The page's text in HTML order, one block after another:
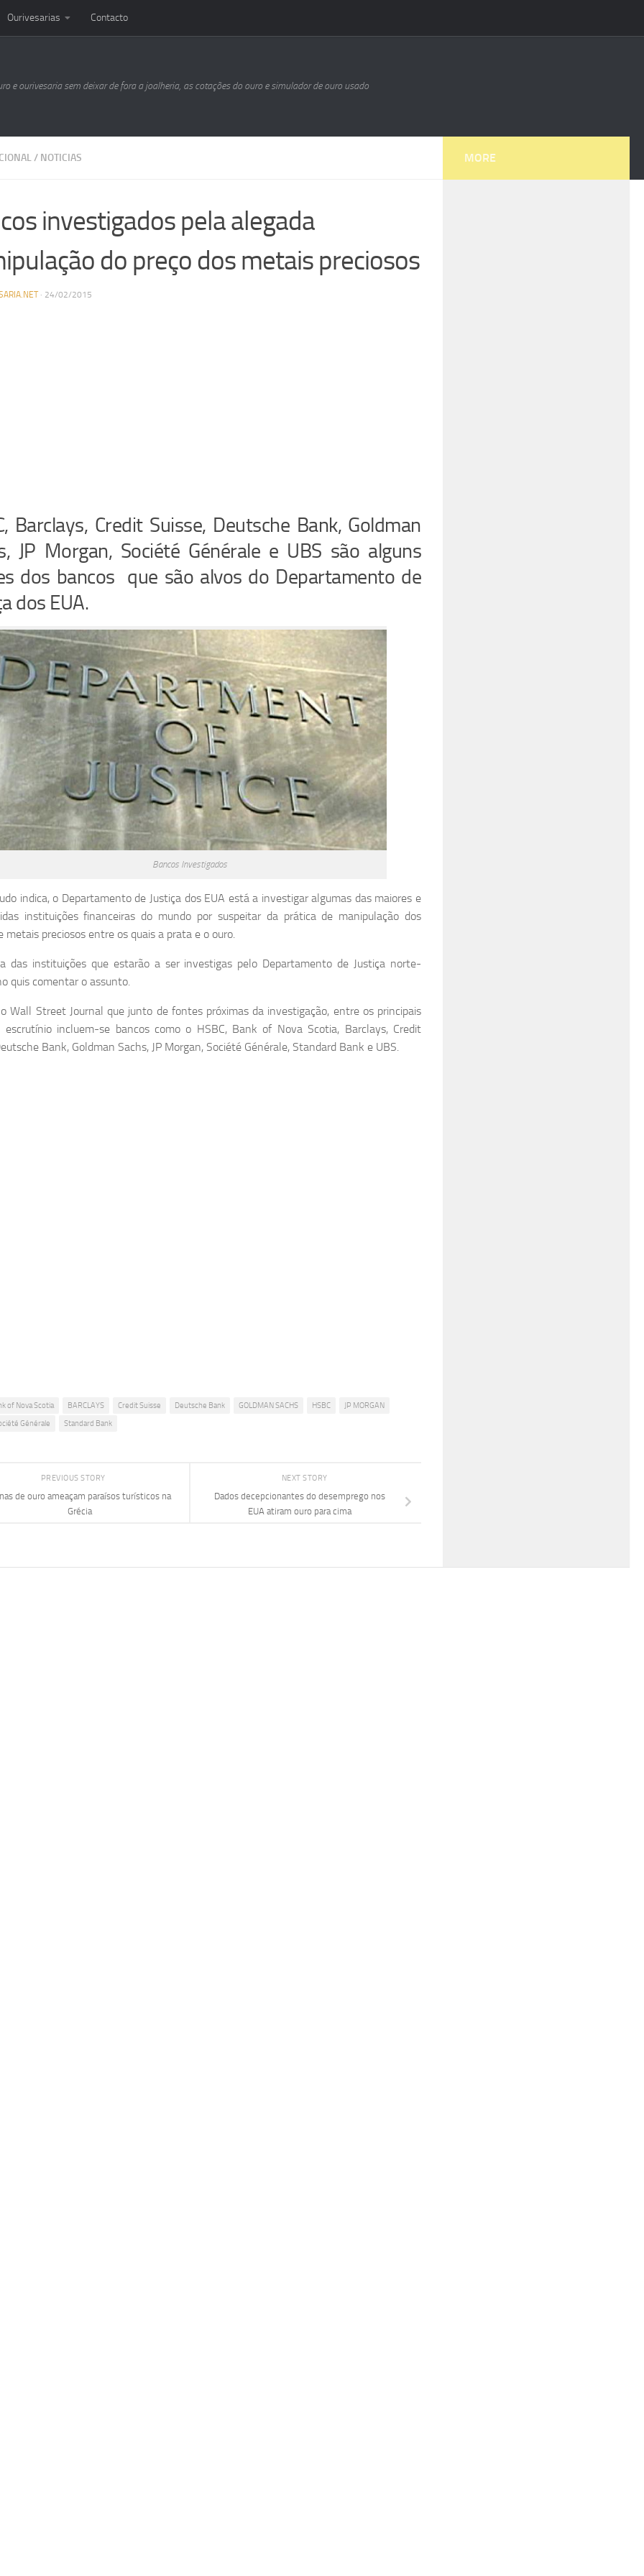
Ourivesarias Contacto
e ourivesaria sem deixar de fora a joalheria, as cotações do ouro e simulador de ouro usado
/ NOTICIAS
investigados pela alegada
do preço dos metais preciosos
· 24/02/2015
Barclays, Credit Suisse, Deutsche Bank, Goldman
JP Morgan, Société Générale e UBS são alguns
dos bancos que são alvos do Departamento de
dos EUA.
Bancos Investigados
indica, o Departamento de Justiça dos EUA está a investigar algumas das maiores e
instituições financeiras do mundo por suspeitar da prática de manipulação dos
metais preciosos entre os quais a prata e o ouro.
das instituições que estarão a ser investigas pelo Departamento de Justiça norte-
quis comentar o assunto.
Wall Street Journal que junto de fontes próximas da investigação, entre os principais
escrutínio incluem-se bancos como o HSBC, Bank of Nova Scotia, Barclays, Credit
Bank, Goldman Sachs, JP Morgan, Société Générale, Standard Bank e UBS.
of Nova Scotia BARCLAYS Credit Suisse Deutsche Bank GOLDMAN SACHS HSBC
JP MORGAN
Générale Standard Bank
NEXT STORY
Dados decepcionantes do desemprego nos
EUA atiram ouro para cima
PREVIOUS STORY
de ouro ameaçam paraísos turísticos na
Grécia
MORE